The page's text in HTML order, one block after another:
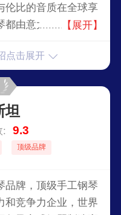
伦比的音质在全球享
都由意大利工匠手工
工艺使其成为音乐会
【展开】
点击展开
坦
: 9.3
顶级品牌
品牌，顶级手工钢琴
和竞争力企业，世界